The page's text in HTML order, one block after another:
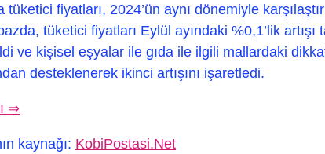
tüketici fiyatları, 2024’ün aynı dönemiyle
tüketici fiyatları Eylül ayındaki %0,1’lik
ve kişisel eşyalar ile gıda ile ilgili mallardaki
desteklenerek ikinci artışını işaretledi.
⇒
kaynağı: KobiPostasi.Net